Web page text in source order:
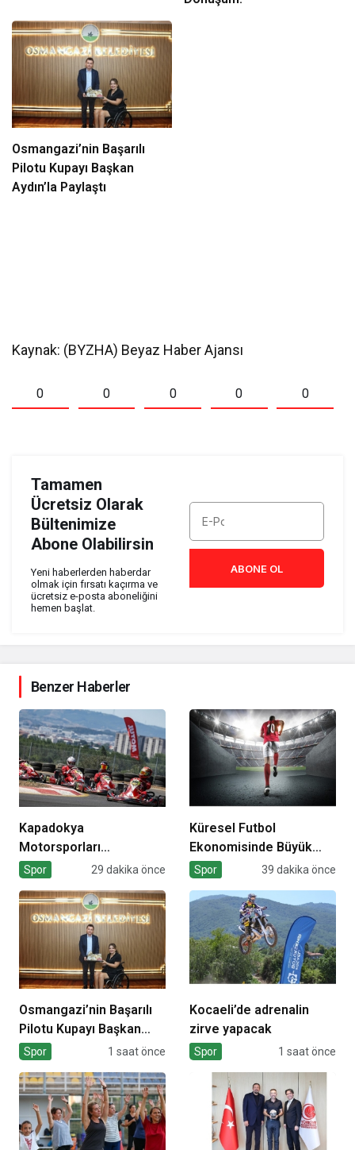
Osmangazi’nin Başarılı
Pilotu Kupayı Başkan
Aydın’la Paylaştı
Kaynak: (BYZHA) Beyaz Haber Ajansı
0 0 0 0 0
Tamamen
Ücretsiz Olarak
Bültenimize
Abone Olabilirsin
Yeni haberlerden haberdar
olmak için fırsatı kaçırma ve
ücretsiz e-posta aboneliğini
hemen başlat.
ABONE OL
Benzer Haberler
Kapadokya
Motorsporları
Kompleksi Açılıyor
Spor 29 dakika önce
Küresel Futbol
Ekonomisinde Büyük
Dönüşüm!
Spor 39 dakika önce
Osmangazi’nin Başarılı
Pilotu Kupayı Başkan
Aydın’la Paylaştı
Spor 1 saat önce
Kocaeli’de adrenalin
zirve yapacak
Spor 1 saat önce